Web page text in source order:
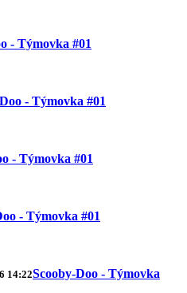
- Týmovka #01
- Týmovka #01
- Týmovka #01
- Týmovka #01
14:22Scooby-Doo - Týmovka